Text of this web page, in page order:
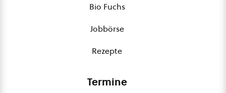
Bio Fuchs
Jobbörse
Rezepte
Termine